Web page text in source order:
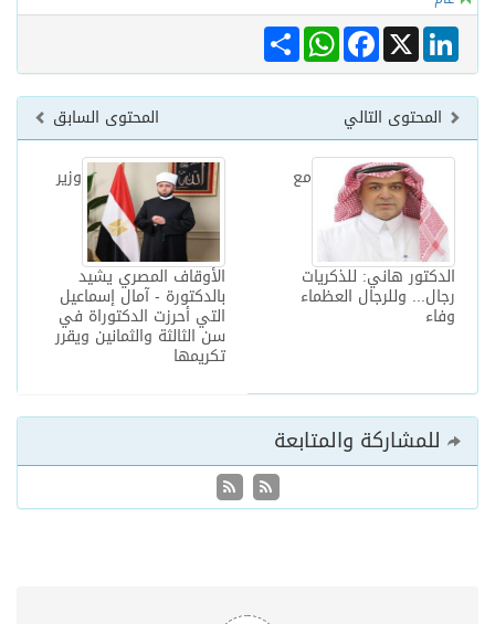
Share
WhatsAppFacebook X
LinkedIn
المحتوى السابق
المحتوى التالي
وزير
الأوقاف المصري يشيد
بالدكتورة - آمال إسماعيل
التي أحرزت الدكتوراة في
سن الثالثة والثمانين ويقرر
تكريمها
مع
الدكتور هاني: للذكريات
رجال... وللرجال العظماء
وفاء
للمشاركة والمتابعة